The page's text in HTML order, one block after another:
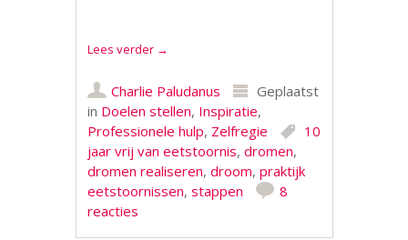
Lees verder →
Charlie Paludanus
Geplaatst
in Doelen stellen, Inspiratie,
Professionele hulp, Zelfregie
10
jaar vrij van eetstoornis,dromen,
dromen realiseren,droom,praktijk
eetstoornissen,stappen
8
reacties